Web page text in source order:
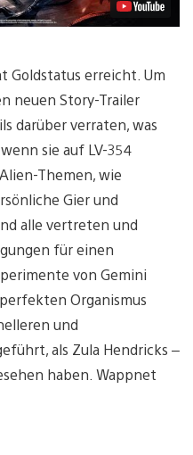
Goldstatus erreicht. Um
neuen Story-Trailer
darüber verraten, was
sie auf LV-354
Themen, wie
Gier und
alle vertreten und
für einen
von Gemini
Organismus
und
als Zula Hendricks –
haben. Wappnet